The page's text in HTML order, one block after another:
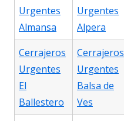
Urgentes
Almansa
Urgentes
Alpera
Cerrajeros
Urgentes
El
Ballestero
Cerrajeros
Urgentes
Balsa de
Ves